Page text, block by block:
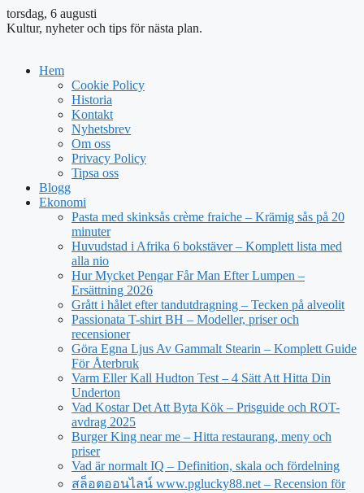
torsdag, 6 augusti
Kultur, nyheter och tips för nästa plan.
Hem
Cookie Policy
Historia
Kontakt
Nyhetsbrev
Om oss
Privacy Policy
Tipsa oss
Blogg
Ekonomi
Pasta med skinksås crème fraiche – Krämig sås på 20
minuter
Huvudstad i Afrika 6 bokstäver – Komplett lista med
alla nio
Hur Mycket Pengar Får Man Efter Lumpen –
Ersättning 2026
Grått i hålet efter tandutdragning – Tecken på alveolit
Passionata T-shirt BH – Modeller, priser och
recensioner
Göra Egna Ljus Av Gammalt Stearin – Komplett Guide
För Återbruk
Varm Eller Kall Hudton Test – 4 Sätt Att Hitta Din
Underton
Vad Kostar Det Att Byta Kök – Prisguide och ROT-
avdrag 2025
Burger King near me – Hitta restaurang, meny och
priser
Vad är normalt IQ – Definition, skala och fördelning
สล็อตออนไลน์ www.pglucky88.net – Recension för